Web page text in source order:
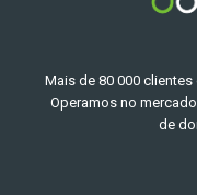
Mais de 80 000
Operamos no
de